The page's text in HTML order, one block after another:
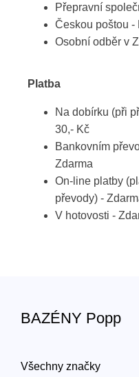
Přepravní
Českou poštou -
Osobní odběr v
Platba
Na dobírku (při
30,- Kč
Bankovním
Zdarma
On-line platby
převody) -
V hotovosti -
BAZÉNY Popp
Všechny značky